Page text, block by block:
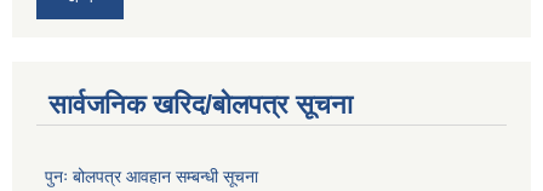
सार्वजनिक खरिद/बोलपत्र सूचना
पुनः बोलपत्र आवहान सम्बन्धी सूचना